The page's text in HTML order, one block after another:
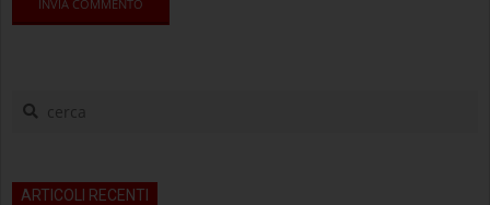
cerca
ARTICOLI RECENTI